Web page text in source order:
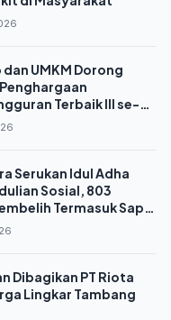
UMKM Dorong
Terbaik III se-
Serukan Idul Adha
Sosial, 803
Termasuk Sapi
Presiden
Dibagikan PT Riota
Lingkar Tambang